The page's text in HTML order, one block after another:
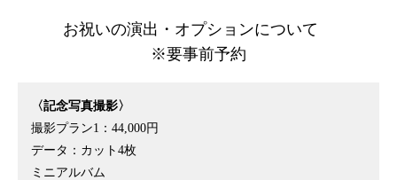
お祝いの演出・オプションについて
※要事前予約
〈記念写真撮影〉
撮影プラン1：44,000円
データ：カット4枚
ミニアルバム